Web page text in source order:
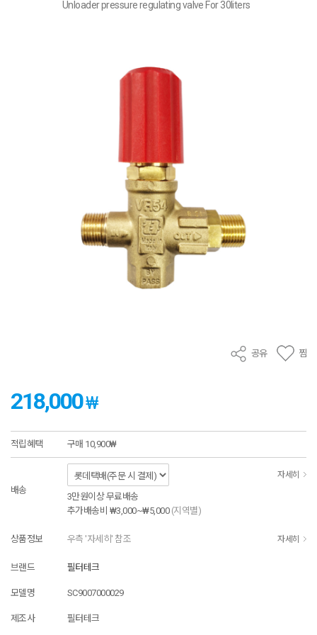
Unloader pressure regulating valve For 30liters
공유 찜
218,000₩
적립혜택 구매 10,900₩
배송
자세히
3만원이상 무료배송
추가배송비 ₩3,000~₩5,000 (지역별)
상품정보 우측 '자세히' 참조 자세히
브랜드 필터테크
모델명 SC9007000029
제조사 필터테크